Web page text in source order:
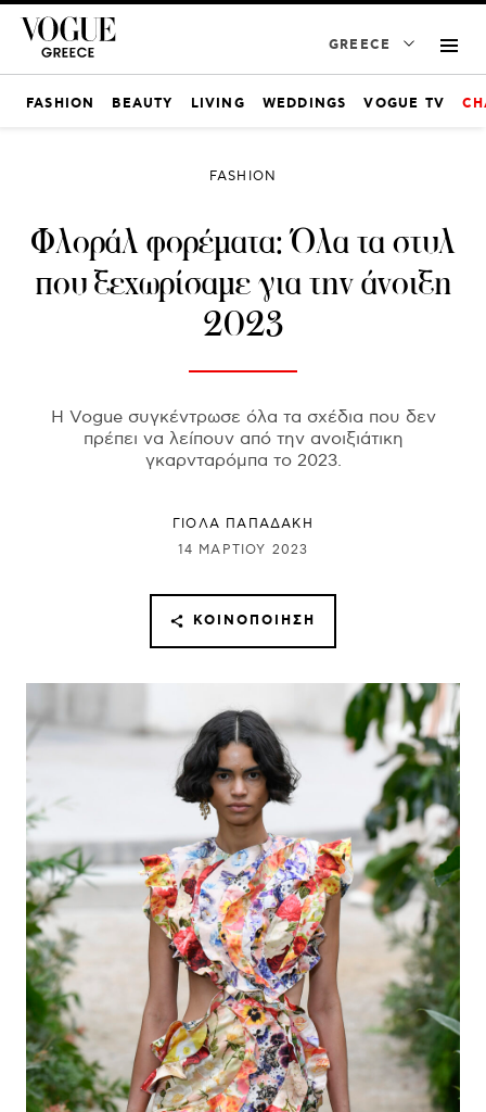
GREECE
FASHION BEAUTY LIVING WEDDINGS VOGUE TV
FASHION
Φλοράλ φορέματα: Όλα τα στυλ
που ξεχωρίσαμε για την άνοιξη
2023
H Vogue συγκέντρωσε όλα τα σχέδια που δεν
πρέπει να λείπουν από την ανοιξιάτικη
γκαρνταρόμπα το 2023.
ΓΙΌΛΑ ΠΑΠΑΔΆΚΗ
14 ΜΑΡΤΊΟΥ 2023
ΚΟΙΝΟΠΟΊΗΣΗ